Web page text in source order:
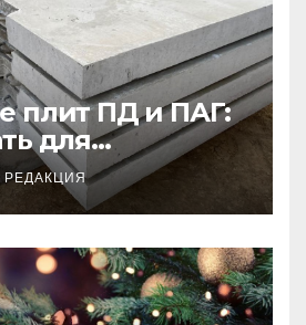
плит ПД и ПАГ:
для
и прочного
РЕДАКЦИЯ